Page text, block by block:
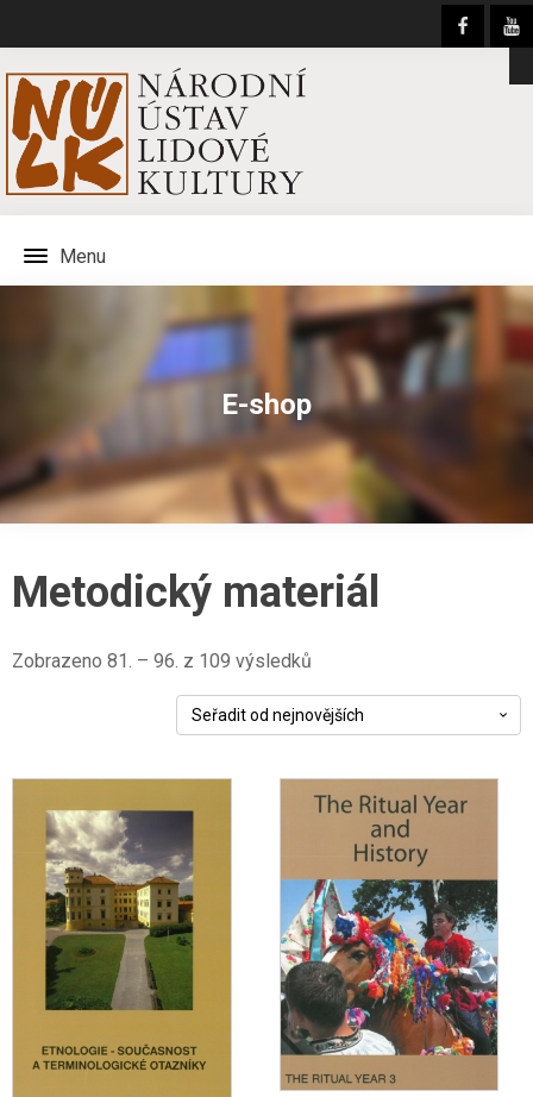
Menu
E-shop
Metodický materiál
Zobrazeno 81. – 96. z 109 výsledků
od
nejnovějších